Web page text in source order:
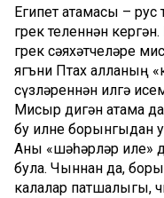
Египет атамасы – рус
грек теленнән
грек сәяхәтчеләре
ягъни Птах алланың
сүзләреннән илгә
Мисыр дигән атама
бу илне борынгыдан
Аны «шәһәрләр иле»
була. Чыннан да,
калалар патшалыгы,